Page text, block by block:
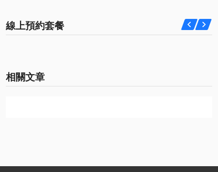
線上預約套餐
相關文章